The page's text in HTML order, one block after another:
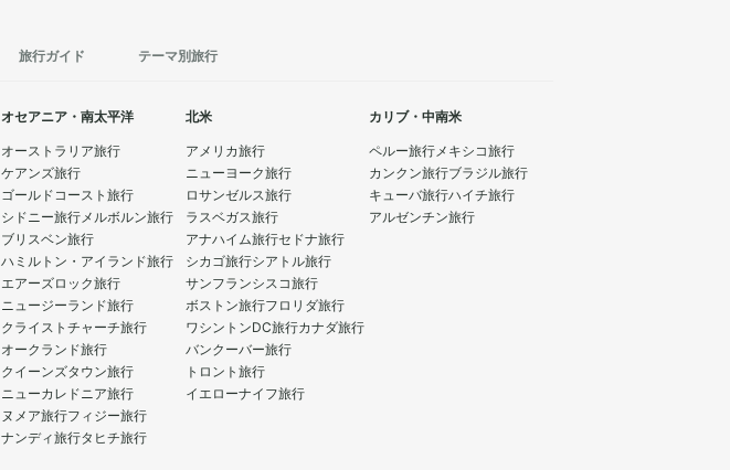
旅行ガイド テーマ別旅行
オセアニア・南太平洋
オーストラリア旅行
ケアンズ旅行
ゴールドコースト旅行
シドニー旅行メルボルン旅行
ブリスベン旅行
ハミルトン・アイランド旅行
エアーズロック旅行
ニュージーランド旅行
クライストチャーチ旅行
オークランド旅行
クイーンズタウン旅行
ニューカレドニア旅行
ヌメア旅行フィジー旅行
ナンディ旅行タヒチ旅行
北米
アメリカ旅行
ニューヨーク旅行
ロサンゼルス旅行
ラスベガス旅行
アナハイム旅行セドナ旅行
シカゴ旅行シアトル旅行
サンフランシスコ旅行
ボストン旅行フロリダ旅行
ワシントンDC旅行カナダ旅行
バンクーバー旅行
トロント旅行
イエローナイフ旅行
カリブ・中南米
ペルー旅行メキシコ旅行
カンクン旅行ブラジル旅行
キューバ旅行ハイチ旅行
アルゼンチン旅行